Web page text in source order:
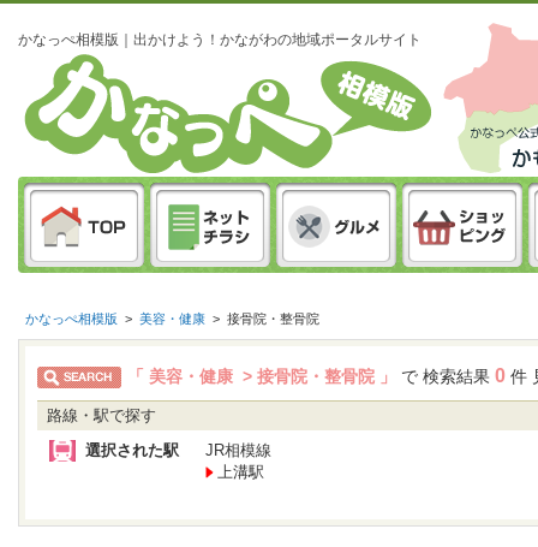
かなっぺ相模版｜出かけよう！かながわの地域ポータルサイト
かなっぺ相模版 > 美容・健康 > 接骨院・整骨院
「 美容・健康 > 接骨院・整骨院 」 で 検索結果 0 件
路線・駅で探す
選択された駅
JR相模線
上溝駅